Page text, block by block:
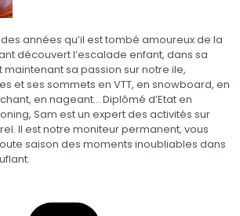
années qu’il est tombé amoureux de la
découvert l’escalade enfant, dans sa
maintenant sa passion sur notre ile,
et ses sommets en VTT, en snowboard, en
en nageant… Diplômé d’Etat en
Sam est un expert des activités sur
Il est notre moniteur permanent, vous
saison des moments inoubliables dans